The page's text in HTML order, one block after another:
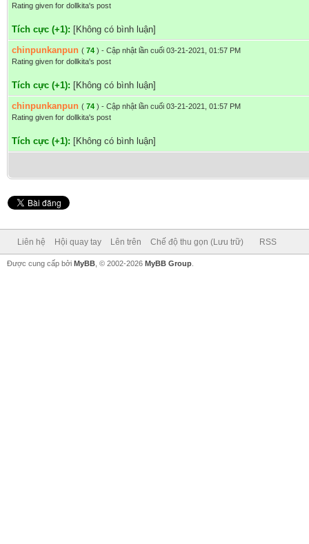
Rating given for dollkita's post
Tích cực (+1): [Không có bình luận]
chinpunkanpun ( 74 ) - Cập nhật lần cuối 03-21-2021, 01:57 PM
Rating given for dollkita's post
Tích cực (+1): [Không có bình luận]
chinpunkanpun ( 74 ) - Cập nhật lần cuối 03-21-2021, 01:57 PM
Rating given for dollkita's post
Tích cực (+1): [Không có bình luận]
Liên hệ Hội quay tay Lên trên Chế độ thu gọn (Lưu trữ) RSS
Được cung cấp bởi MyBB , © 2002-2026 MyBB Group